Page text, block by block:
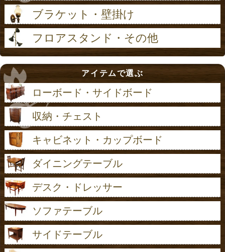
ブラケット・壁掛け
フロアスタンド・その他
アイテムで選ぶ
ローボード・サイドボード
収納・チェスト
キャビネット・カップボード
ダイニングテーブル
デスク・ドレッサー
ソファテーブル
サイドテーブル